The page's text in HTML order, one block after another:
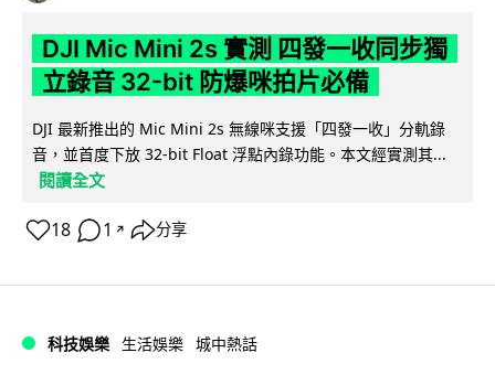
DJI Mic Mini 2s 實測 四發一收同步獨
立錄音 32-bit 防爆咪拍片必備
DJI 最新推出的 Mic Mini 2s 無線咪支援「四發一收」分軌錄
音，並首度下放 32-bit Float 浮點內錄功能。本文經實測其...
閱讀全文
18 1 ↗ 分享
科技娛樂 生活娛樂 城中熱話